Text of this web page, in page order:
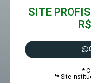
SITE
*
** Site